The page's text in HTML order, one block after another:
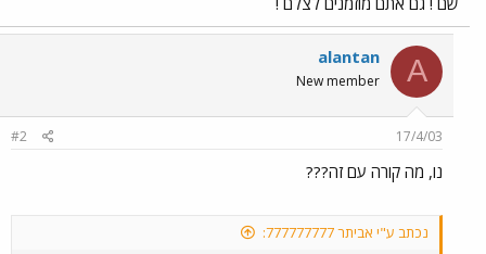
A
alantan
New member
17/4/03
#2
נו, מה קורה עם זה???
נכתב ע"י אביתר 777777777: